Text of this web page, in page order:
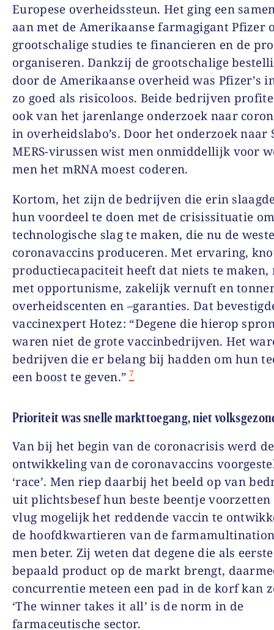
Europese overheidssteun. Het ging een
aan met de Amerikaanse farmagigant Pfizer
grootschalige studies te financieren en de
organiseren. Dankzij de grootschalige
door de Amerikaanse overheid was Pfizer’s
zo goed als risicoloos. Beide bedrijven
ook van het jarenlange onderzoek naar
in overheidslabo’s. Door het onderzoek naar
MERS-virussen wist men onmiddellijk voor
men het mRNA moest coderen.
Kortom, het zijn de bedrijven die erin
hun voordeel te doen met de crisissituatie
technologische slag te maken, die nu de
coronavaccins produceren. Met ervaring,
productiecapaciteit heeft dat niets te maken,
met opportunisme, zakelijk vernuft en
overheidscenten en –garanties. Dat
vaccinexpert Hotez: “Degene die hierop
waren niet de grote vaccinbedrijven. Het
bedrijven die er belang bij hadden om hun
een boost te geven.” 7
Prioriteit was snelle markttoegang, niet
Van bij het begin van de coronacrisis werd de
ontwikkeling van de coronavaccins
‘race’. Men riep daarbij het beeld op van
uit plichtsbesef hun beste beentje voorzetten
vlug mogelijk het reddende vaccin te
de hoofdkwartieren van de
men beter. Zij weten dat degene die als
bepaald product op de markt brengt,
concurrentie meteen een pad in de korf kan
‘The winner takes it all’ is de norm in de
farmaceutische sector.